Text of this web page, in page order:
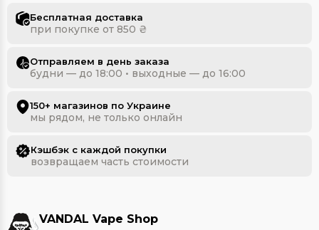
Бесплатная доставка
при покупке от 850 ₴
Отправляем в день заказа
будни — до 18:00 • выходные — до 16:00
150+ магазинов по Украине
мы рядом, не только онлайн
Кэшбэк с каждой покупки
возвращаем часть стоимости
VANDAL Vape Shop